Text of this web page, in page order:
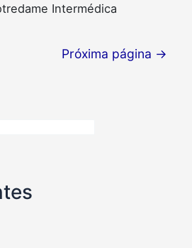
Intermédica
Próxima página →